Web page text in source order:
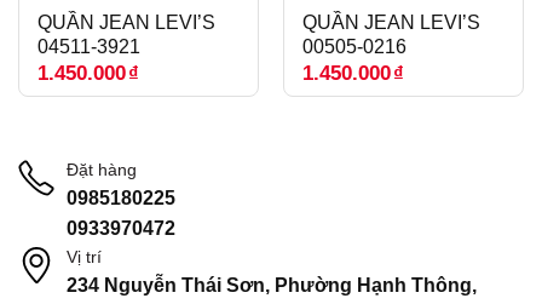
QUẦN JEAN LEVI’S
04511-3921
1.450.000₫
QUẦN JEAN LEVI’S
00505-0216
1.450.000₫
Đặt hàng
0985180225
0933970472
Vị trí
234 Nguyễn Thái Sơn, Phường Hạnh Thông,